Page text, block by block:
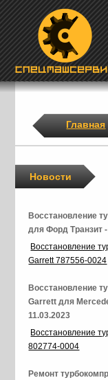
Главная
Новости
Восстановление
для Форд Транзит
Восстановление
Garrett 787556-0024
Восстановление
Garrett для
11.03.2023
Восстановление
802774-0004
Ремонт